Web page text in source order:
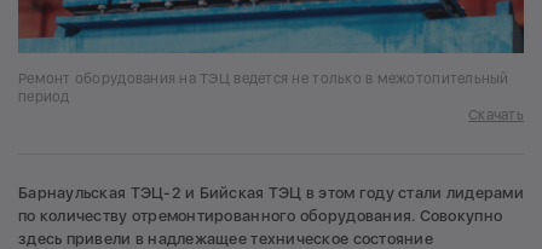
Ремонт оборудования на ТЭЦ ведется не только в межотопительный
период
Скачать
Барнаульская ТЭЦ-2 и Бийская ТЭЦ в этом году стали лидерами
по количеству отремонтированного оборудования. Совокупно
здесь привели в надлежащее техническое состояние